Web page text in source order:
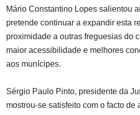
Mário Constantino Lopes salientou
pretende continuar a expandir esta
proximidade a outras freguesias do
maior acessibilidade e melhores
aos munícipes.
Sérgio Paulo Pinto, presidente da
mostrou-se satisfeito com o facto de